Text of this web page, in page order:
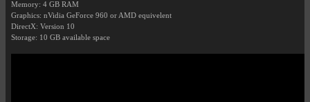
Memory: 4 GB RAM
Graphics: nVidia GeForce 960 or AMD equivelent
DirectX: Version 10
Storage: 10 GB available space